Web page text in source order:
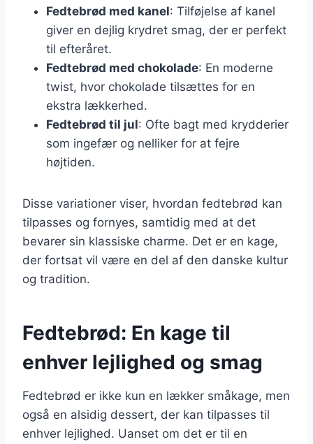
Fedtebrød med kanel: Tilføjelse af kanel
giver en dejlig krydret smag, der er perfekt
til efteråret.
Fedtebrød med chokolade: En moderne
twist, hvor chokolade tilsættes for en
ekstra lækkerhed.
Fedtebrød til jul: Ofte bagt med krydderier
som ingefær og nelliker for at fejre
højtiden.
Disse variationer viser, hvordan fedtebrød kan
tilpasses og fornyes, samtidig med at det
bevarer sin klassiske charme. Det er en kage,
der fortsat vil være en del af den danske kultur
og tradition.
Fedtebrød: En kage til
enhver lejlighed og smag
Fedtebrød er ikke kun en lækker småkage, men
også en alsidig dessert, der kan tilpasses til
enhver lejlighed. Uanset om det er til en